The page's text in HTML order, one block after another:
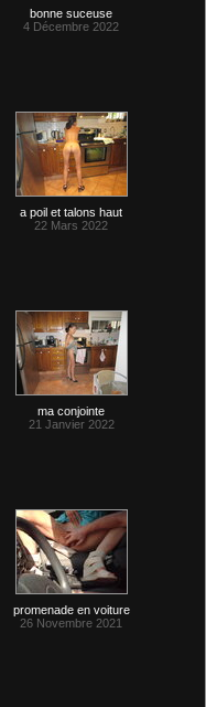
bonne suceuse
4 Décembre 2022
a poil et talons haut
22 Mars 2022
ma conjointe
21 Janvier 2022
promenade en voiture
26 Novembre 2021